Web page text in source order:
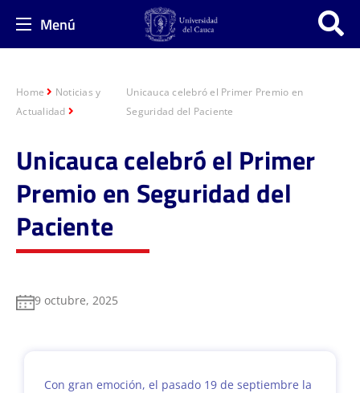
Menú
Home
Noticias y
Actualidad
Unicauca celebró el Primer Premio en
Seguridad del Paciente
Unicauca celebró el Primer
Premio en Seguridad del
Paciente
9 octubre, 2025
Con gran emoción, el pasado 19 de septiembre la